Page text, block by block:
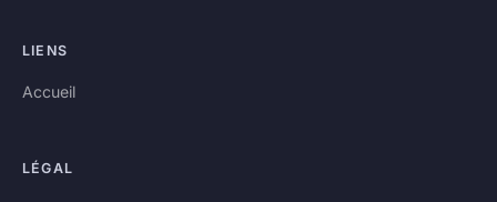
LIENS
Accueil
LÉGAL